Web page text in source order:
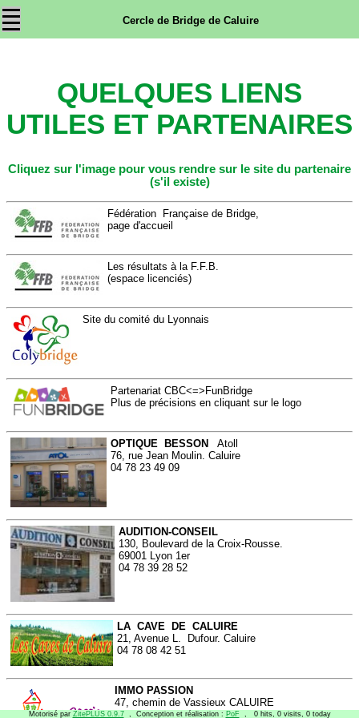
Cercle de Bridge de Caluire
QUELQUES LIENS
UTILES ET PARTENAIRES
Cliquez sur l'image pour vous rendre sur le site du partenaire
(s'il existe)
Fédération Française de Bridge,
page d'accueil
Les résultats à la F.F.B.
(espace licenciés)
Site du comité du Lyonnais
Partenariat CBC<=>FunBridge
Plus de précisions en cliquant sur le logo
OPTIQUE BESSON
Atoll
76, rue Jean Moulin. Caluire
04 78 23 49 09
AUDITION-CONSEIL
130, Boulevard de la Croix-Rousse.
69001 Lyon 1er
04 78 39 28 52
LA CAVE DE CALUIRE
21, Avenue L. Dufour. Caluire
04 78 08 42 51
IMMO PASSION
47, chemin de Vassieux CALUIRE
6 place des tapis LYON croix rousse
Motorisé par ZitePLUS 0.9.7, Conception et réalisation : PoF , 0 hits, 0 visits, 0 today